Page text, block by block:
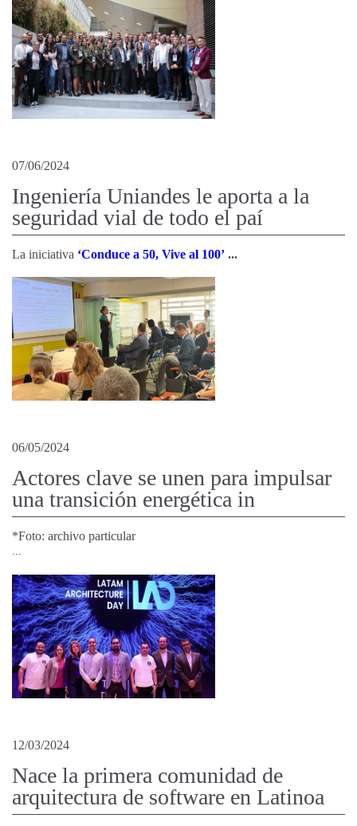
07/06/2024
Ingeniería Uniandes le aporta a la
seguridad vial de todo el paí
La iniciativa ‘Conduce a 50, Vive al 100’ ...
06/05/2024
Actores clave se unen para impulsar
una transición energética in
*Foto: archivo particular
12/03/2024
Nace la primera comunidad de
arquitectura de software en Latinoa